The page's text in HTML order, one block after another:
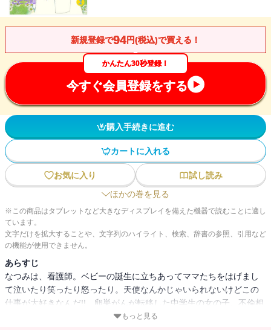
新規登録で94円(税込)で買える！
かんたん30秒登録！
今すぐ会員登録をする
購入手続きに進む
カートに入れる
お気に入り
試し読み
ほかの巻を見る
※この商品はタブレットなど大きなディスプレイを備えた機器で読むことに適し
ています。
文字だけを拡大することや、文字列のハイライト、検索、辞書の参照、引用など
の機能が使用できません。
あらすじ
なつみは、看護師。ベビーの誕生に立ちあってママたちをはげまし
て泣いたり笑ったり怒ったり。天使なんかじゃいられないけどこの
仕事が大好きなんだ!! 卵巣がんが転移した中学生の女の子、不倫相
手との子供を産むことを決意した保育士さん、元暴走族の夫が逮捕
もっと見る